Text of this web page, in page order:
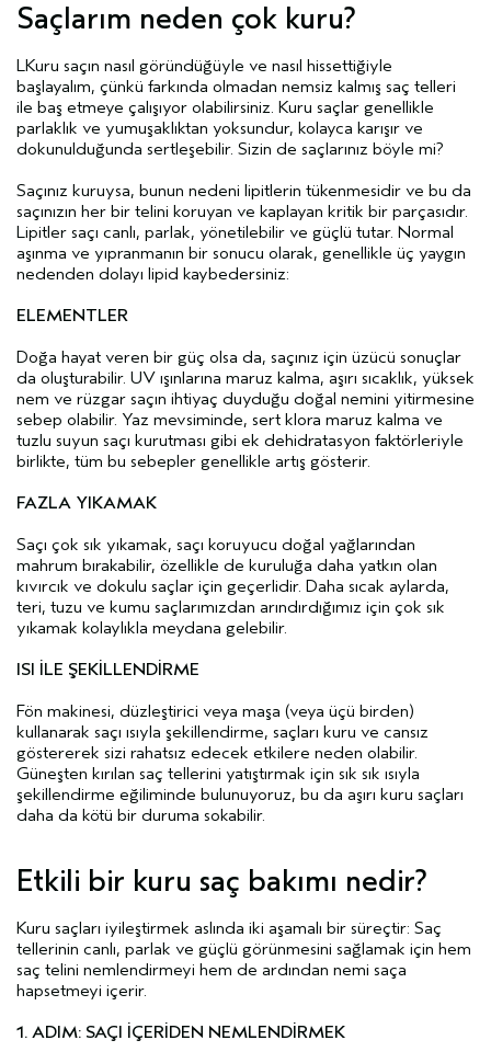
Saçlarım neden çok kuru?
LKuru saçın nasıl göründüğüyle ve nasıl hissettiğiyle
başlayalım, çünkü farkında olmadan nemsiz kalmış saç telleri
ile baş etmeye çalışıyor olabilirsiniz. Kuru saçlar genellikle
parlaklık ve yumuşaklıktan yoksundur, kolayca karışır ve
dokunulduğunda sertleşebilir. Sizin de saçlarınız böyle mi?
Saçınız kuruysa, bunun nedeni lipitlerin tükenmesidir ve bu da
saçınızın her bir telini koruyan ve kaplayan kritik bir parçasıdır.
Lipitler saçı canlı, parlak, yönetilebilir ve güçlü tutar. Normal
aşınma ve yıpranmanın bir sonucu olarak, genellikle üç yaygın
nedenden dolayı lipid kaybedersiniz:
ELEMENTLER
Doğa hayat veren bir güç olsa da, saçınız için üzücü sonuçlar
da oluşturabilir. UV ışınlarına maruz kalma, aşırı sıcaklık, yüksek
nem ve rüzgar saçın ihtiyaç duyduğu doğal nemini yitirmesine
sebep olabilir. Yaz mevsiminde, sert klora maruz kalma ve
tuzlu suyun saçı kurutması gibi ek dehidratasyon faktörleriyle
birlikte, tüm bu sebepler genellikle artış gösterir.
FAZLA YIKAMAK
Saçı çok sık yıkamak, saçı koruyucu doğal yağlarından
mahrum bırakabilir, özellikle de kuruluğa daha yatkın olan
kıvırcık ve dokulu saçlar için geçerlidir. Daha sıcak aylarda,
teri, tuzu ve kumu saçlarımızdan arındırdığımız için çok sık
yıkamak kolaylıkla meydana gelebilir.
ISI İLE ŞEKİLLENDİRME
Fön makinesi, düzleştirici veya maşa (veya üçü birden)
kullanarak saçı ısıyla şekillendirme, saçları kuru ve cansız
göstererek sizi rahatsız edecek etkilere neden olabilir.
Güneşten kırılan saç tellerini yatıştırmak için sık sık ısıyla
şekillendirme eğiliminde bulunuyoruz, bu da aşırı kuru saçları
daha da kötü bir duruma sokabilir.
Etkili bir kuru saç bakımı nedir?
Kuru saçları iyileştirmek aslında iki aşamalı bir süreçtir: Saç
tellerinin canlı, parlak ve güçlü görünmesini sağlamak için hem
saç telini nemlendirmeyi hem de ardından nemi saça
hapsetmeyi içerir.
1. ADIM: SAÇI İÇERİDEN NEMLENDİRMEK